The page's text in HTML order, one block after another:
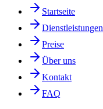
Startseite
Dienstleistungen
Preise
Über uns
Kontakt
FAQ